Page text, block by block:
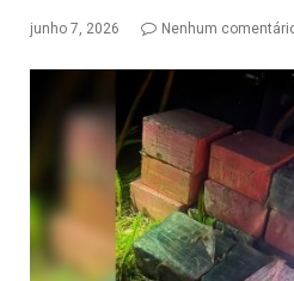
junho 7, 2026 Nenhum